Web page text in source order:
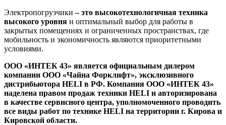
Электропогрузчики– это высокотехнологичная техника
высокого уровня и оптимальный выбор для работы в
закрытых помещениях и ограниченных пространствах, где
мобильность и экономичность являются приоритетными
условиями.
ООО «ИНТЕК 43» является официальным дилером
компании ООО «Чайна Форклифт», эксклюзивного
дистрибьютора HELI в РФ. Компания ООО «ИНТЕК 43»
наделена правом продаж техники HELI и авторизирована
в качестве сервисного центра, уполномоченного проводить
все виды работ по технике HELI на территории г. Кирова и
Кировской области.